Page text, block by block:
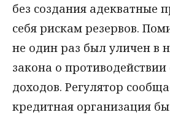
без создания адекватные
себя рискам резервов.
не один раз был уличен в
закона о
доходов. Регулятор
кредитная организация